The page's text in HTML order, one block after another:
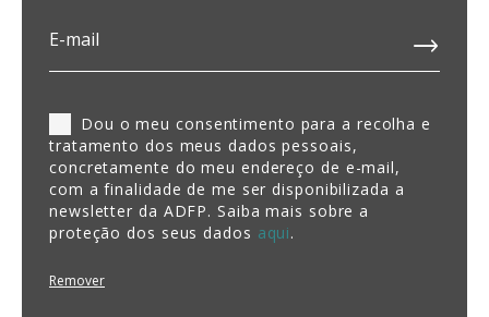
Dou o meu consentimento para a recolha e
tratamento dos meus dados pessoais,
concretamente do meu endereço de e-mail,
com a finalidade de me ser disponibilizada a
newsletter da ADFP. Saiba mais sobre a
proteção dos seus dados aqui.
Remover